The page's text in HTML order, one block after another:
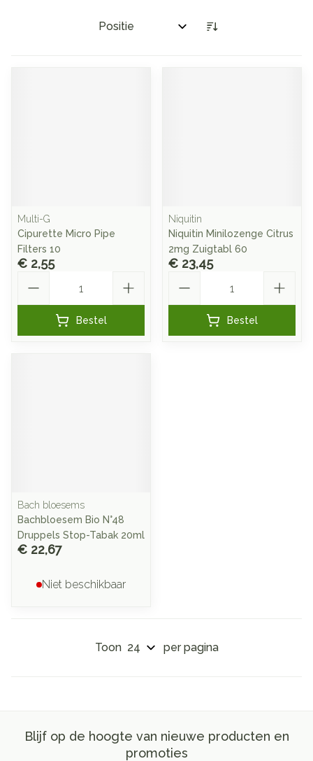
Sorteer op:
Multi-G
Cipurette Micro Pipe
Filters 10
€ 2,55
Bestel
Niquitin
Niquitin Minilozenge Citrus
2mg Zuigtabl 60
€ 23,45
Bestel
Bach bloesems
Bachbloesem Bio N°48
Druppels Stop-Tabak 20ml
€ 22,67
Niet beschikbaar
Toon per pagina
Blijf op de hoogte van nieuwe producten en
promoties